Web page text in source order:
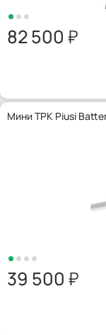
82 500
Мини ТРК Piusi
39 500